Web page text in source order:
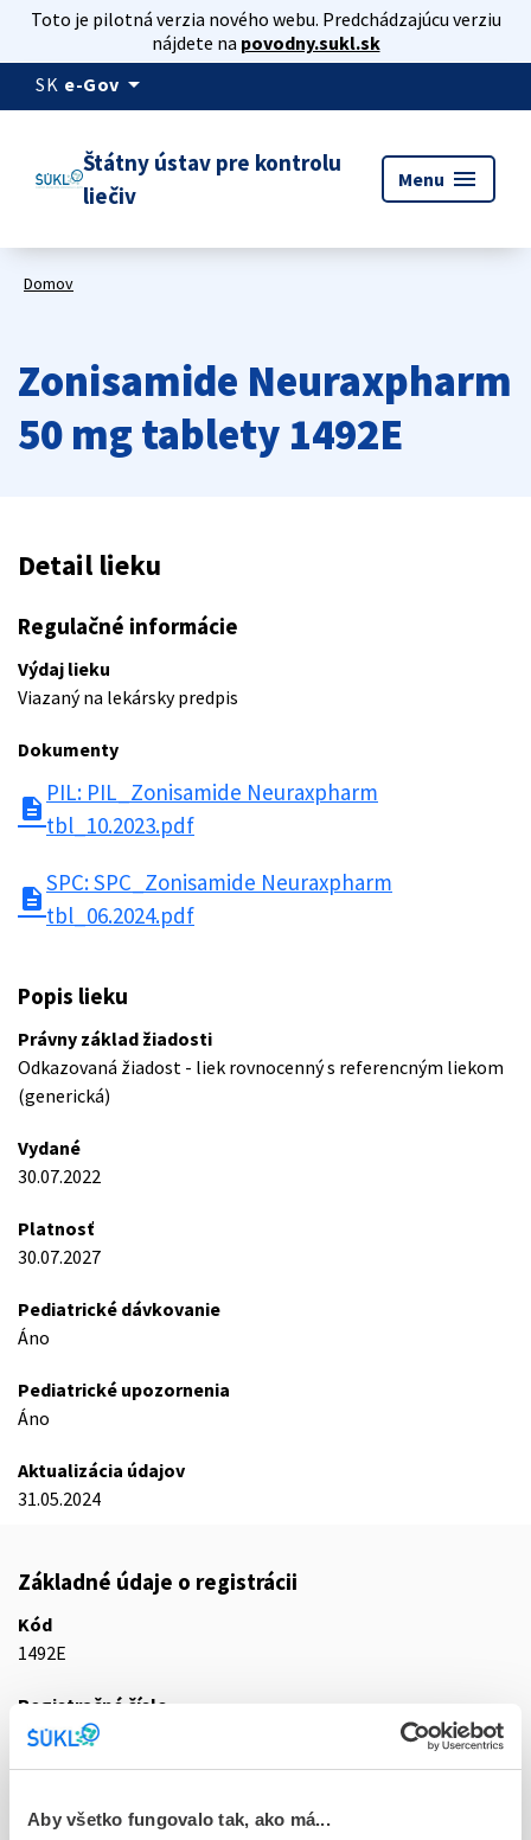
Aby všetko fungovalo tak, ako má...
Toto je pilotná verzia nového webu. Predchádzajúcu verziu
nájdete na povodny.sukl.sk
SK e-Gov arrow_drop_down
Štátny ústav pre kontrolu
liečiv
Menu menu
Domov
Zonisamide Neuraxpharm
50 mg tablety 1492E
Detail lieku
Regulačné informácie
Výdaj lieku
Viazaný na lekársky predpis
Dokumenty
description
PIL: PIL_Zonisamide Neuraxpharm
tbl_10.2023.pdf
description
SPC: SPC_Zonisamide Neuraxpharm
tbl_06.2024.pdf
Popis lieku
Právny základ žiadosti
Odkazovaná žiadost - liek rovnocenný s referencným liekom
(generická)
Vydané
30.07.2022
Platnosť
30.07.2027
Pediatrické dávkovanie
Áno
Pediatrické upozornenia
Áno
Aktualizácia údajov
31.05.2024
Základné údaje o registrácii
Kód
1492E
Registračné číslo
21/0193/22-S
tbl 56x50 mg (blis.PVC/Al)